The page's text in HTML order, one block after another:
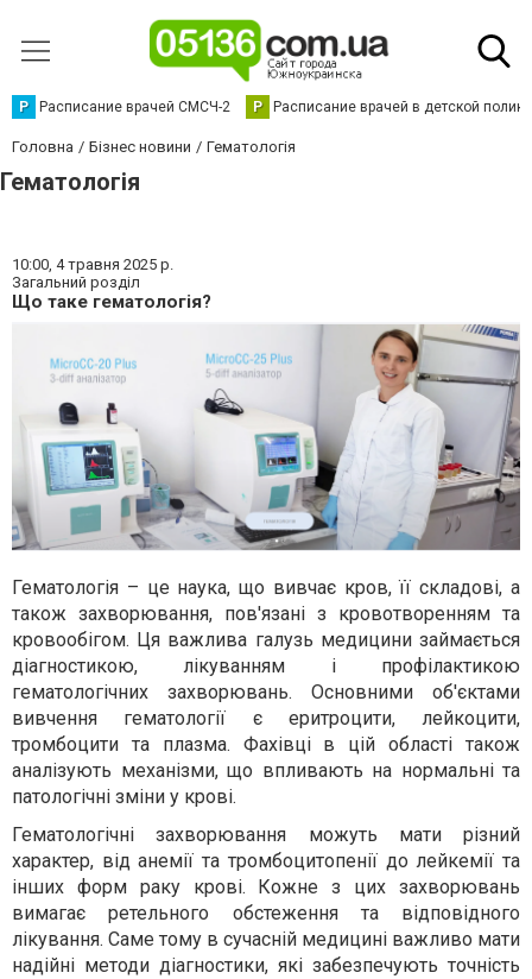
Р Расписание врачей СМСЧ-2 Р Расписание врачей в детской
Головна Бізнес новини Гематологія
Гематологія
10:00, 4 травня 2025 р.
Загальний розділ
Що таке гематологія?
Гематологія – це наука, що вивчає кров, її складові, а
також захворювання, пов'язані з кровотворенням та
кровообігом. Ця важлива галузь медицини займається
діагностикою, лікуванням і профілактикою
гематологічних захворювань. Основними об'єктами
вивчення гематології є еритроцити, лейкоцити,
тромбоцити та плазма. Фахівці в цій області також
аналізують механізми, що впливають на нормальні та
патологічні зміни у крові.
Гематологічні захворювання можуть мати різний
характер, від анемії та тромбоцитопенії до лейкемії та
інших форм раку крові. Кожне з цих захворювань
вимагає ретельного обстеження та відповідного
лікування. Саме тому в сучасній медицині важливо мати
надійні методи діагностики, які забезпечують точність